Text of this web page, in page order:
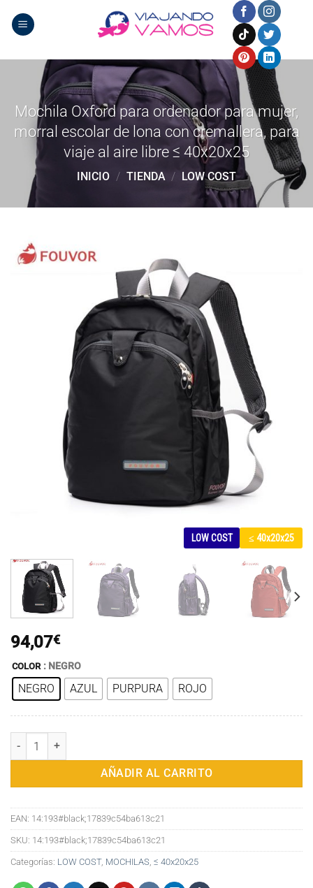
Mochila Oxford para ordenador para mujer,
morral escolar de lona con cremallera, para
viaje al aire libre ≤ 40x20x25
INICIO / TIENDA / LOW COST
LOW COST ≤ 40x20x25
94,07€
COLOR : NEGRO
NEGRO AZUL PURPURA ROJO
Mochila Oxford para ordenador para mujer, morral escolar de lona
AÑADIR AL CARRITO
EAN: 14:193#black;17839c54ba613c21
SKU: 14:193#black;17839c54ba613c21
Categorías: LOW COST, MOCHILAS ≤ 40x20x25